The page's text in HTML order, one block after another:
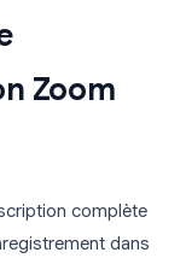
Zoom
complète
dans